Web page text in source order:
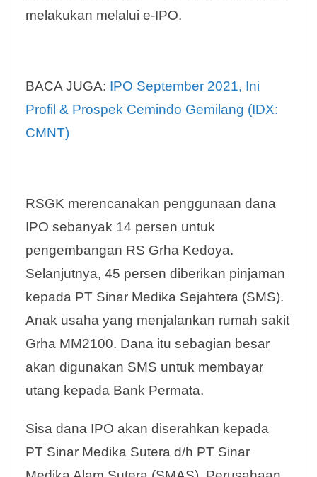
melakukan melalui e-IPO.
BACA JUGA: IPO September 2021, Ini
Profil & Prospek Cemindo Gemilang (IDX:
CMNT)
RSGK merencanakan penggunaan dana
IPO sebanyak 14 persen untuk
pengembangan RS Grha Kedoya.
Selanjutnya, 45 persen diberikan pinjaman
kepada PT Sinar Medika Sejahtera (SMS).
Anak usaha yang menjalankan rumah sakit
Grha MM2100. Dana itu sebagian besar
akan digunakan SMS untuk membayar
utang kepada Bank Permata.
Sisa dana IPO akan diserahkan kepada
PT Sinar Medika Sutera d/h PT Sinar